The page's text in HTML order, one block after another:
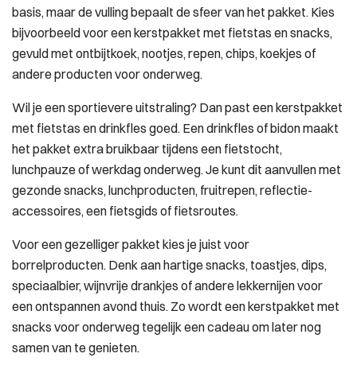
basis, maar de vulling bepaalt de sfeer van het pakket. Kies
bijvoorbeeld voor een kerstpakket met fietstas en snacks,
gevuld met ontbijtkoek, nootjes, repen, chips, koekjes of
andere producten voor onderweg.
Wil je een sportievere uitstraling? Dan past een kerstpakket
met fietstas en drinkfles goed. Een drinkfles of bidon maakt
het pakket extra bruikbaar tijdens een fietstocht,
lunchpauze of werkdag onderweg. Je kunt dit aanvullen met
gezonde snacks, lunchproducten, fruitrepen, reflectie-
accessoires, een fietsgids of fietsroutes.
Voor een gezelliger pakket kies je juist voor
borrelproducten. Denk aan hartige snacks, toastjes, dips,
speciaalbier, wijnvrije drankjes of andere lekkernijen voor
een ontspannen avond thuis. Zo wordt een kerstpakket met
snacks voor onderweg tegelijk een cadeau om later nog
samen van te genieten.